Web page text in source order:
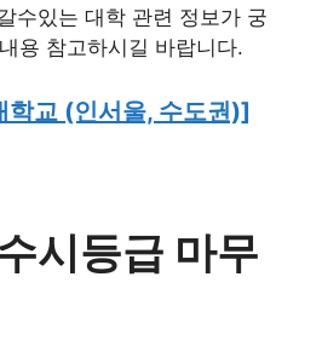
수있는 대학 관련 정보가 궁
용 참고하시길 바랍니다.
학교 (인서울, 수도권)]
시등급 마무